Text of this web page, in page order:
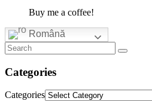
Buy me a coffee!
Română
Categories
Categories